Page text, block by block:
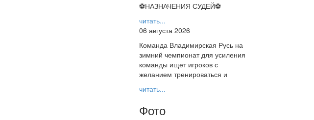
⚽НАЗНАЧЕНИЯ СУДЕЙ⚽
читать...
06 августа 2026
Команда Владимирская Русь на
зимний чемпионат для усиления
команды ищет игроков с
желанием тренироваться и
читать...
Фото